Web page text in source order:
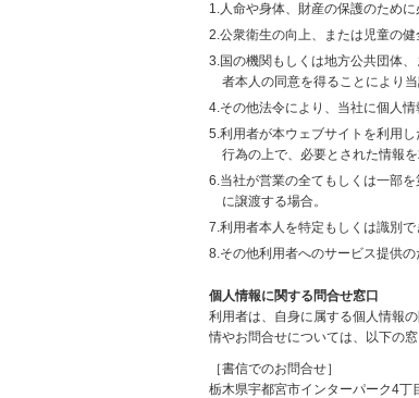
1.人命や身体、財産の保護のため
2.公衆衛生の向上、または児童の
3.国の機関もしくは地方公共団体
者本人の同意を得ることにより
4.その他法令により、当社に個人
5.利用者が本ウェブサイトを利用
行為の上で、必要とされた情報を
6.当社が営業の全てもしくは一部
に譲渡する場合。
7.利用者本人を特定もしくは識別で
8.その他利用者へのサービス提供
個人情報に関する問合せ窓口
利用者は、自身に属する個人情報
情やお問合せについては、以下の窓
［書信でのお問合せ］
栃木県宇都宮市インターパーク4丁